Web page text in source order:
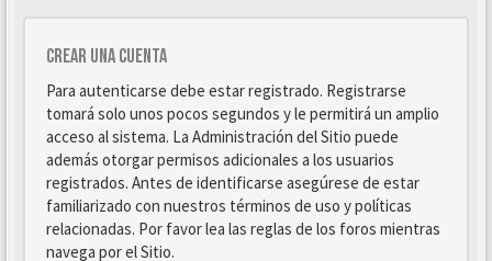
Crear una cuenta
Para autenticarse debe estar registrado. Registrarse
tomará solo unos pocos segundos y le permitirá un amplio
acceso al sistema. La Administración del Sitio puede
además otorgar permisos adicionales a los usuarios
registrados. Antes de identificarse asegúrese de estar
familiarizado con nuestros términos de uso y políticas
relacionadas. Por favor lea las reglas de los foros mientras
navega por el Sitio.